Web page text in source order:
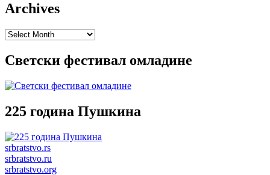
Archives
Archives
Светски фестивал омладине
225 година Пушкина
srbratstvo.rs
srbratstvo.ru
srbratstvo.org